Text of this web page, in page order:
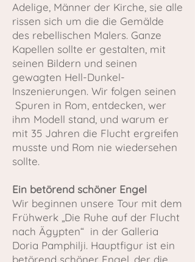
Adelige, Männer der Kirche, sie alle
rissen sich um die die Gemälde
des rebellischen Malers. Ganze
Kapellen sollte er gestalten, mit
seinen Bildern und seinen
gewagten Hell-Dunkel-
Inszenierungen. Wir folgen seinen
Spuren in Rom, entdecken, wer
ihm Modell stand, und warum er
mit 35 Jahren die Flucht ergreifen
musste und Rom nie wiedersehen
sollte.
Ein betörend schöner Engel
Wir beginnen unsere Tour mit dem
Frühwerk „Die Ruhe auf der Flucht
nach Ägypten“ in der Galleria
Doria Pamphilji. Hauptfigur ist ein
betörend schöner Engel, der die